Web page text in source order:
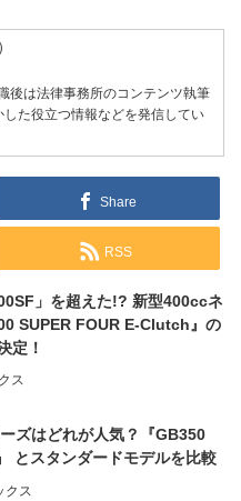
後は法律事務所のコンテンツ執筆
た役立つ情報などを発信してい
Share
RSS
」を超えた!? 新型400ccネ
SUPER FOUR E-Clutch』の
定！
ス
ーズはどれが人気？『GB350
とスタンダードモデルを比較
クス